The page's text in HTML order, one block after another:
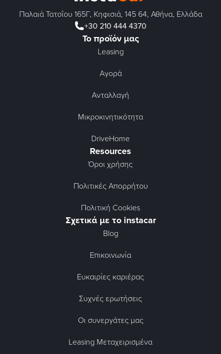
Παλαιά Τατοΐου 165Γ, Κηφισιά, 145 64, Αθήνα, Ελλάδα
+30 210 444 4370
Το προϊόν μας
Leasing
Αγορά
Ανταλλαγή
Μικροκινητικότητα
DriveHome
Resources
Όροι χρήσης
Πολιτικές Απορρήτου
Πολιτική Cookies
Σχετικά με το instacar
Blog
Επικοινωνία
Ευκαιρίες καριέρας
Συχνές ερωτήσεις
Οι συνεργάτες μας
Leasing Μεταχειρισμένα